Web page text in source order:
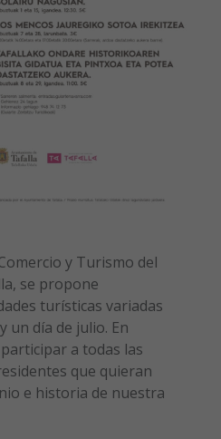
y Turismo del
se propone
turísticas variadas
un día de julio. En
a todas las
que quieran
e historia de nuestra